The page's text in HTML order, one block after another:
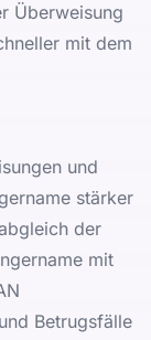
Überweisung
mit dem
und
stärker
der
mit
Betrugsfälle